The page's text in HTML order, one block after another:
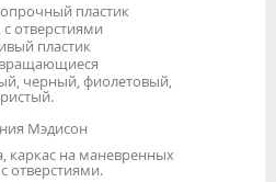
пластик
отверстиями
пластик
вращающиеся
черный, фиолетовый,
Мэдисон
каркас на маневренных
отверстиями.